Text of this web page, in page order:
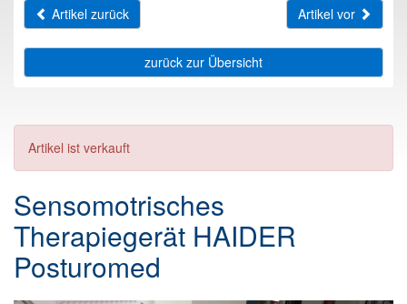
Artikel zurück
Artikel vor
zurück zur Übersicht
Artikel ist verkauft
Sensomotrisches
Therapiegerät HAIDER
Posturomed